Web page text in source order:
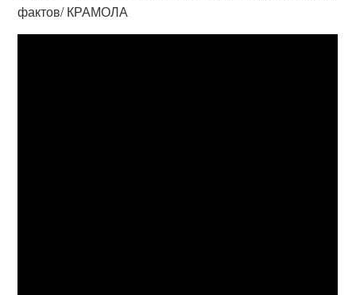
фактов/ КРАМОЛА